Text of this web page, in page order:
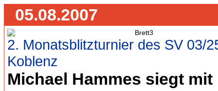
05.08.2007
2. Monatsblitzturnier des SV 03/
Koblenz
Michael Hammes siegt mit